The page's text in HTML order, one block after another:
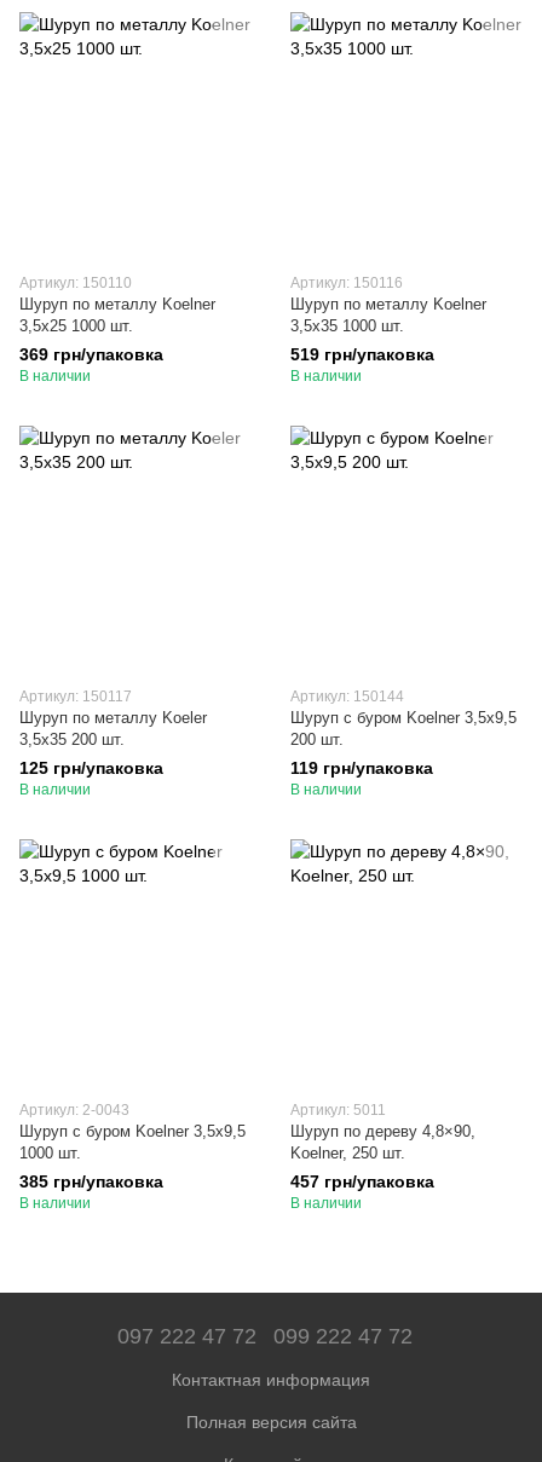
Артикул: 150110
Шуруп по металлу Koelner
3,5х25 1000 шт.
369 грн/упаковка
В наличии
Артикул: 150116
Шуруп по металлу Koelner
3,5х35 1000 шт.
519 грн/упаковка
В наличии
Артикул: 150117
Шуруп по металлу Koeler
3,5х35 200 шт.
125 грн/упаковка
В наличии
Артикул: 150144
Шуруп с буром Koelner 3,5х9,5
200 шт.
119 грн/упаковка
В наличии
Артикул: 2-0043
Шуруп с буром Koelner 3,5х9,5
1000 шт.
385 грн/упаковка
В наличии
Артикул: 5011
Шуруп по дереву 4,8×90,
Koelner, 250 шт.
457 грн/упаковка
В наличии
097 222 47 72 099 222 47 72
Контактная информация
Полная версия сайта